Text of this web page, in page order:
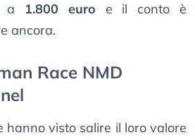
a 1.800 euro e il conto è
ancora.
Race NMD
hanno visto salire il loro valore